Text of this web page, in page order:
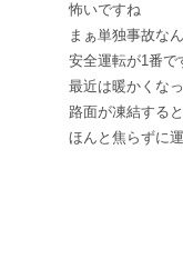
怖いですね
まぁ単独事故な
安全運転が1番で
最近は暖かくな
路面が凍結する
ほんと焦らずに